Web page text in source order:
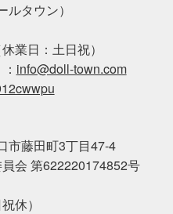
タウン）
業日：土日祝）
info@doll-town.com
市藤田町3丁目47-4
会 第622220174852号
休）